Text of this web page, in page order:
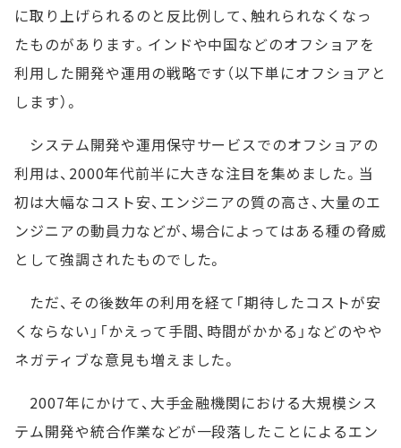
に取り上げられるのと反比例して、触れられなくなっ
たものがあります。インドや中国などのオフショアを
利用した開発や運用の戦略です（以下単にオフショアと
します）。
システム開発や運用保守サービスでのオフショアの
利用は、2000年代前半に大きな注目を集めました。当
初は大幅なコスト安、エンジニアの質の高さ、大量のエ
ンジニアの動員力などが、場合によってはある種の脅威
として強調されたものでした。
ただ、その後数年の利用を経て「期待したコストが安
くならない」「かえって手間、時間がかかる」などのやや
ネガティブな意見も増えました。
2007年にかけて、大手金融機関における大規模シス
テム開発や統合作業などが一段落したことによるエン